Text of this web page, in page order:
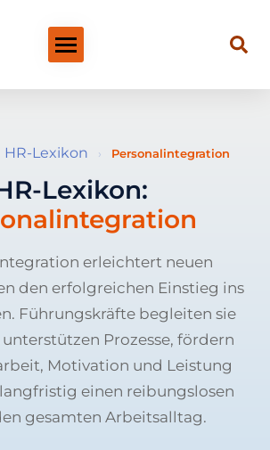
HR-Lexikon › Personalintegration
Lexikon:
erleichtert neuen
den erfolgreichen Einstieg ins
Führungskräfte begleiten sie
unterstützen Prozesse, fördern
Motivation und Leistung
einen reibungslosen
gesamten Arbeitsalltag.